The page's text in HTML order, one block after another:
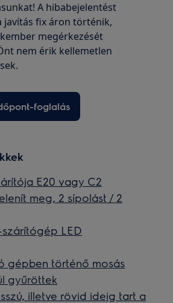
A hibabejelentést
javítás fix áron történik,
megérkezését
nem érik kellemetlen
foglalás
E20 vagy C2
meg, 2 sípolást / 2
LED
gépben történő mosás
gyűröttek
illetve rövid ideig tart a